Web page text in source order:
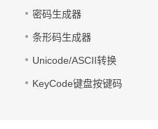
密码生成器
条形码生成器
Unicode/ASCII转换
KeyCode键盘按键码